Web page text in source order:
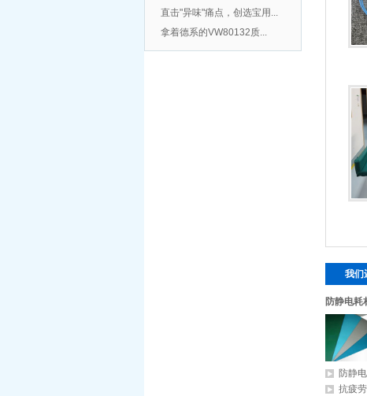
直击"异味"痛点，创选宝用...
拿着德系的VW80132质...
我们
防静电耗
防静
抗疲